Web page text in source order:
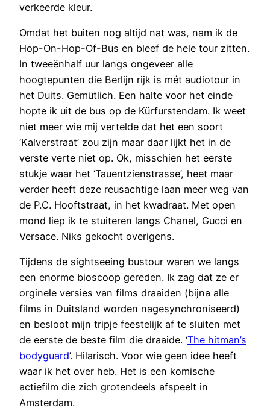
verkeerde kleur.
Omdat het buiten nog altijd nat was, nam ik de
Hop-On-Hop-Of-Bus en bleef de hele tour zitten.
In tweeënhalf uur langs ongeveer alle
hoogtepunten die Berlijn rijk is mét audiotour in
het Duits. Gemütlich. Een halte voor het einde
hopte ik uit de bus op de Kürfurstendam. Ik weet
niet meer wie mij vertelde dat het een soort
‘Kalverstraat’ zou zijn maar daar lijkt het in de
verste verte niet op. Ok, misschien het eerste
stukje waar het ‘Tauentzienstrasse’, heet maar
verder heeft deze reusachtige laan meer weg van
de P.C. Hooftstraat, in het kwadraat. Met open
mond liep ik te stuiteren langs Chanel, Gucci en
Versace. Niks gekocht overigens.
Tijdens de sightseeing bustour waren we langs
een enorme bioscoop gereden. Ik zag dat ze er
orginele versies van films draaiden (bijna alle
films in Duitsland worden nagesynchroniseerd)
en besloot mijn tripje feestelijk af te sluiten met
de eerste de beste film die draaide. ‘The hitman’s
bodyguard’. Hilarisch. Voor wie geen idee heeft
waar ik het over heb. Het is een komische
actiefilm die zich grotendeels afspeelt in
Amsterdam.